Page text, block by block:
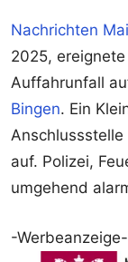
Nachrichten
2025,
Auffahrunfall
Bingen. Ein
auf. Polizei,
umgehend
-Werbeanzeige-